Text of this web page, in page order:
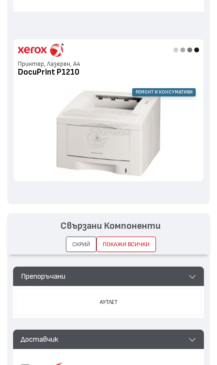
Принтер, Лазерен, А4
DocuPrint P1210
РЕМОНТ И КОНСУМАТИВИ
Препоръчани
АУТЛЕТ
Доставчик
Свързани Компоненти
СКРИЙ ПОКАЖИ ВСИЧКИ